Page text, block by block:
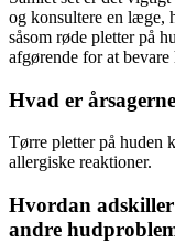
og konsultere en læge,
såsom røde pletter på
afgørende for at bevare
Hvad er
Tørre pletter på huden
allergiske reaktioner.
Hvordan adskiller
andre